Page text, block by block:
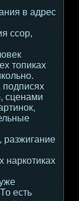
в адрес
ссор,
топиках
подписях
сценами
наркотиках
есть